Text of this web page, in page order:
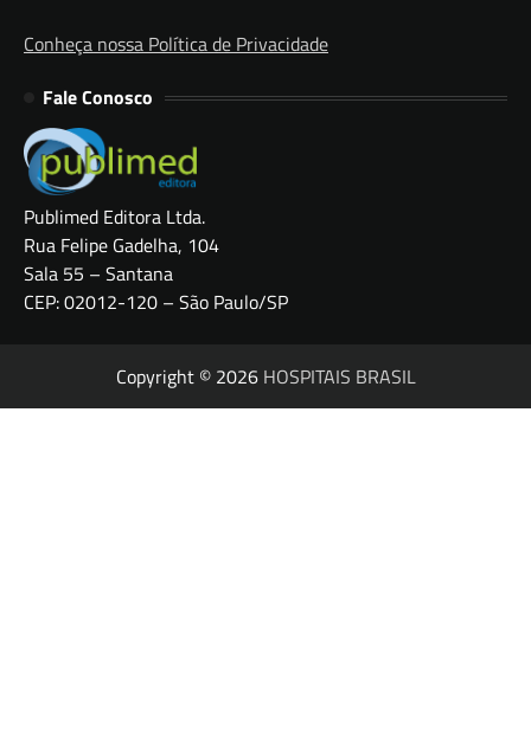
Conheça nossa Política de Privacidade
Fale Conosco
Publimed Editora Ltda.
Rua Felipe Gadelha, 104
Sala 55 – Santana
CEP: 02012-120 – São Paulo/SP
Copyright © 2026 HOSPITAIS BRASIL